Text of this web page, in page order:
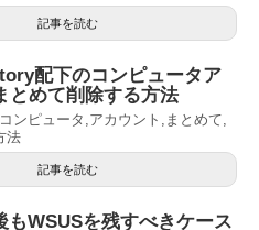
記事を読む
配下のコンピュータア
とめて削除する方法
ンピュータ,アカウント,まとめて,
法
記事を読む
もWSUSを残すべきケース